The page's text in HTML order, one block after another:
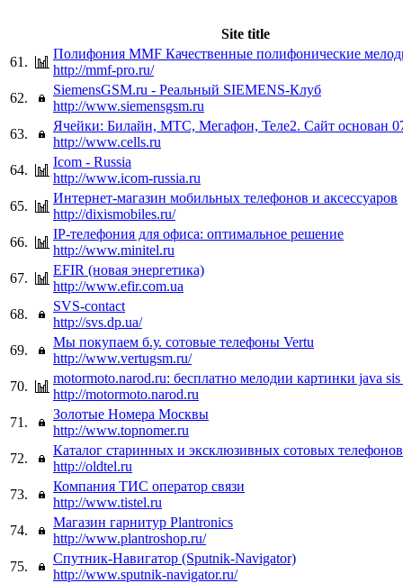
Site title
61.
Полифония MMF Качественные полифонические
http://mmf-pro.ru/
62.
SiemensGSM.ru - Реальный SIEMENS-Клуб
http://www.siemensgsm.ru
63.
Ячейки: Билайн, МТС, Мегафон, Теле2. Сайт основан
http://www.cells.ru
64.
Icom - Russia
http://www.icom-russia.ru
65.
Интернет-магазин мобильных телефонов и аксессуаров
http://dixismobiles.ru/
66.
IP-телефония для офиса: оптимальное решение
http://www.minitel.ru
67.
EFIR (новая энергетика)
http://www.efir.com.ua
68.
SVS-contact
http://svs.dp.ua/
69.
Мы покупаем б.у. сотовые телефоны Vertu
http://www.vertugsm.ru/
70.
motormoto.narod.ru: бесплатно мелодии картинки java
http://motormoto.narod.ru
71.
Золотые Номера Москвы
http://www.topnomer.ru
72.
Каталог старинных и эксклюзивных сотовых телефонов
http://oldtel.ru
73.
Компания ТИС оператор связи
http://www.tistel.ru
74.
Магазин гарнитур Plantronics
http://www.plantroshop.ru/
75.
Спутник-Навигатор (Sputnik-Navigator)
http://www.sputnik-navigator.ru/